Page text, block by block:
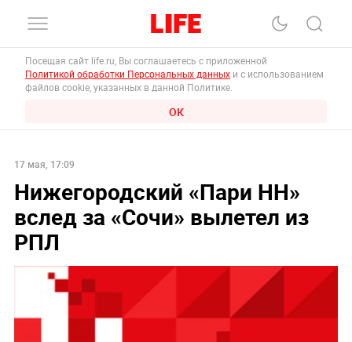
Посещая сайт life.ru, Вы соглашаетесь с приложенной
Политикой обработки Персональных данных и с использованием
файлов cookie, указанных в данной Политике.
ОК
17 мая, 17:09
Нижегородский «Пари НН»
вслед за «Сочи» вылетел из
РПЛ